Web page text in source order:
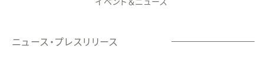
イベント＆ニュース
ニュース・プレスリリース